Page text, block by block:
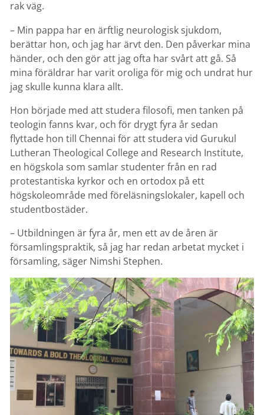
rak väg.
– Min pappa har en ärftlig neurologisk sjukdom,
berättar hon, och jag har ärvt den. Den påverkar mina
händer, och den gör att jag ofta har svårt att gå. Så
mina föräldrar har varit oroliga för mig och undrat hur
jag skulle kunna klara allt.
Hon började med att studera filosofi, men tanken på
teologin fanns kvar, och för drygt fyra år sedan
flyttade hon till Chennai för att studera vid Gurukul
Lutheran Theological College and Research Institute,
en högskola som samlar studenter från en rad
protestantiska kyrkor och en ortodox på ett
högskoleområde med föreläsningslokaler, kapell och
studentbostäder.
– Utbildningen är fyra år, men ett av de åren är
församlingspraktik, så jag har redan arbetat mycket i
församling, säger Nimshi Stephen.